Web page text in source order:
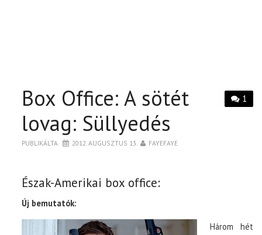
1
Box Office: A sötét
lovag: Süllyedés
PUBLIKÁLTA 2012. AUGUSZTUS 13. FAYEFAYE
Észak-Amerikai box office:
Új bemutatók:
Három hét